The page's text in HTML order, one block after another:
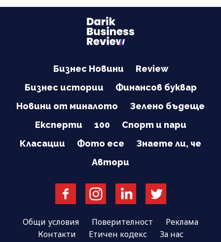
Бизнес Новини
Review
Бизнес истории
Финансов буквар
Новини от миналото
Зелено бъдеще
Експерти
100
Спорт и пари
Класации
Фото есе
Знаете ли, че
Автори
Общи условия Поверителност
Реклама
Контакти
Етичен кодекс За нас